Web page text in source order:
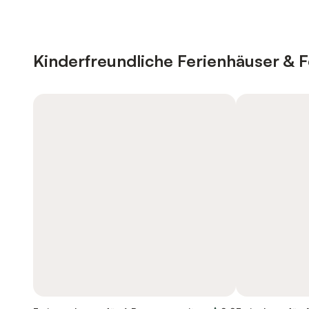
Kinderfreundliche Ferienhäuser &